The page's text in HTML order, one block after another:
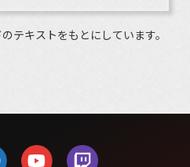
テキストをもとにしています。